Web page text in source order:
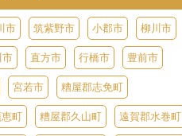
市 筑紫野市 小郡市 柳川市
市 直方市 行橋市 豊前市
宮若市 糟屋郡志免町
町 糟屋郡久山町 遠賀郡水巻町